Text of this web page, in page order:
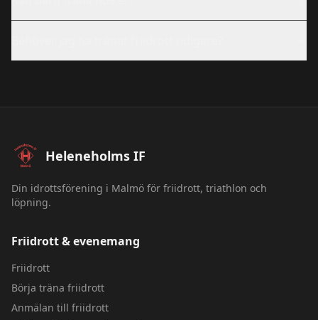
Sidfot – Heleneholms IF
Heleneholms IF
Din idrottsförening i Malmö för friidrott, triathlon och
löpning.
Friidrott & evenemang
Friidrott
Börja träna friidrott
Anmälan till friidrott